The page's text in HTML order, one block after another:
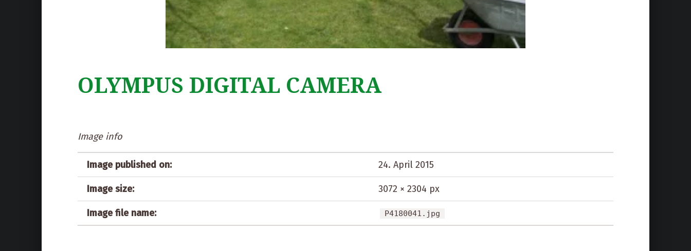
OLYMPUS DIGITAL CAMERA
Image info
Image published on: 24. April 2015
Image size: 3072 × 2304 px
Image file name: P4180041.jpg